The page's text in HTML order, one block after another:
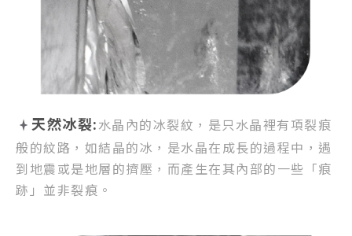
天然冰裂:水晶內的冰裂紋， 是只水晶裡有項裂痕
般的紋路， 如結晶的冰，是水晶在成長的過程中， 遇
到地震或是地層的擠壓， 而產生在其內部的一些「痕
跡」並非裂痕。